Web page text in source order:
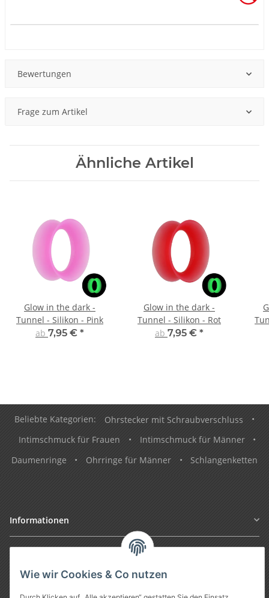
Wie wir Cookies & Co nutzen
Bewertungen
Frage zum Artikel
Ähnliche Artikel
Glow in the dark -
Tunnel - Silikon - Pink
ab 7,95 € *
Glow in the dark -
Tunnel - Silikon - Rot
ab 7,95 € *
Beliebte Kategorien: Ohrstecker mit Schraubverschluss
•
Intimschmuck für Frauen
• Intimschmuck für Männer
•
Daumenringe
• Ohrringe für Männer • Schlangenketten
Informationen